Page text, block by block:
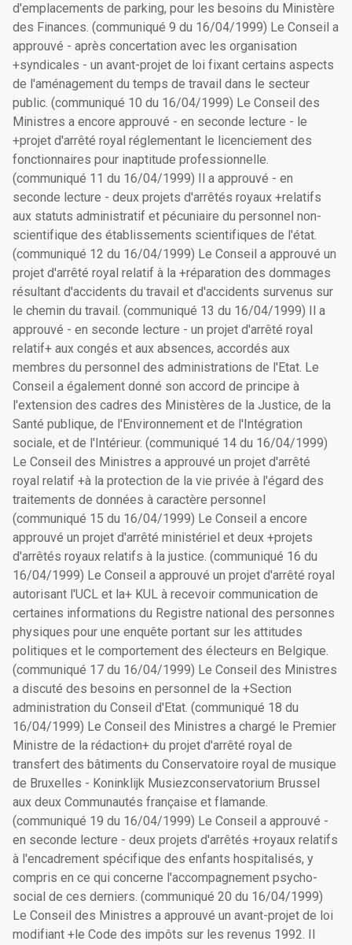
d'emplacements de parking, pour les besoins du Ministère
des Finances. (communiqué 9 du 16/04/1999) Le Conseil a
approuvé - après concertation avec les organisation
+syndicales - un avant-projet de loi fixant certains aspects
de l'aménagement du temps de travail dans le secteur
public. (communiqué 10 du 16/04/1999) Le Conseil des
Ministres a encore approuvé - en seconde lecture - le
+projet d'arrêté royal réglementant le licenciement des
fonctionnaires pour inaptitude professionnelle.
(communiqué 11 du 16/04/1999) Il a approuvé - en
seconde lecture - deux projets d'arrêtés royaux +relatifs
aux statuts administratif et pécuniaire du personnel non-
scientifique des établissements scientifiques de l'état.
(communiqué 12 du 16/04/1999) Le Conseil a approuvé un
projet d'arrêté royal relatif à la +réparation des dommages
résultant d'accidents du travail et d'accidents survenus sur
le chemin du travail. (communiqué 13 du 16/04/1999) Il a
approuvé - en seconde lecture - un projet d'arrêté royal
relatif+ aux congés et aux absences, accordés aux
membres du personnel des administrations de l'Etat. Le
Conseil a également donné son accord de principe à
l'extension des cadres des Ministères de la Justice, de la
Santé publique, de l'Environnement et de l'Intégration
sociale, et de l'Intérieur. (communiqué 14 du 16/04/1999)
Le Conseil des Ministres a approuvé un projet d'arrêté
royal relatif +à la protection de la vie privée à l'égard des
traitements de données à caractère personnel
(communiqué 15 du 16/04/1999) Le Conseil a encore
approuvé un projet d'arrêté ministériel et deux +projets
d'arrêtés royaux relatifs à la justice. (communiqué 16 du
16/04/1999) Le Conseil a approuvé un projet d'arrêté royal
autorisant l'UCL et la+ KUL à recevoir communication de
certaines informations du Registre national des personnes
physiques pour une enquête portant sur les attitudes
politiques et le comportement des électeurs en Belgique.
(communiqué 17 du 16/04/1999) Le Conseil des Ministres
a discuté des besoins en personnel de la +Section
administration du Conseil d'Etat. (communiqué 18 du
16/04/1999) Le Conseil des Ministres a chargé le Premier
Ministre de la rédaction+ du projet d'arrêté royal de
transfert des bâtiments du Conservatoire royal de musique
de Bruxelles - Koninklijk Musiezconservatorium Brussel
aux deux Communautés française et flamande.
(communiqué 19 du 16/04/1999) Le Conseil a approuvé -
en seconde lecture - deux projets d'arrêtés +royaux relatifs
à l'encadrement spécifique des enfants hospitalisés, y
compris en ce qui concerne l'accompagnement psycho-
social de ces derniers. (communiqué 20 du 16/04/1999)
Le Conseil des Ministres a approuvé un avant-projet de loi
modifiant +le Code des impôts sur les revenus 1992. Il